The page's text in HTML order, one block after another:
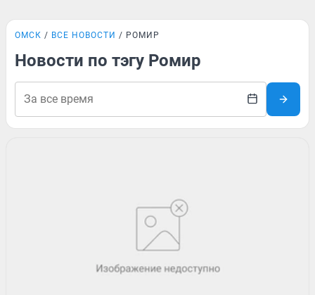
ОМСК ВСЕ НОВОСТИ РОМИР
Новости по тэгу Ромир